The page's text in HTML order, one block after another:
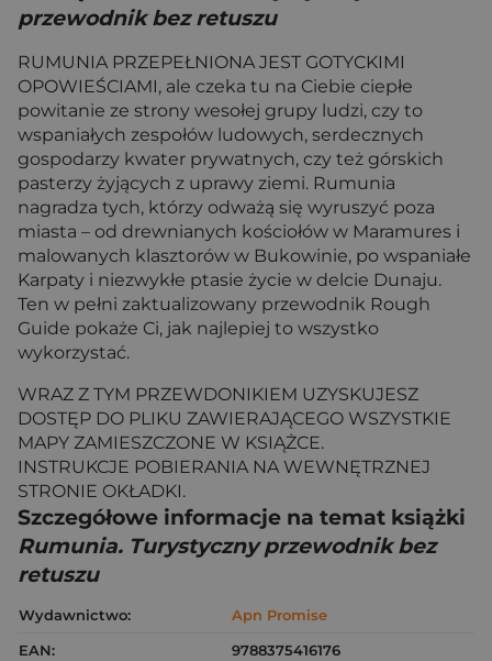
przewodnik bez retuszu
RUMUNIA PRZEPEŁNIONA JEST GOTYCKIMI
OPOWIEŚCIAMI, ale czeka tu na Ciebie ciepłe
powitanie ze strony wesołej grupy ludzi, czy to
wspaniałych zespołów ludowych, serdecznych
gospodarzy kwater prywatnych, czy też górskich
pasterzy żyjących z uprawy ziemi. Rumunia
nagradza tych, którzy odważą się wyruszyć poza
miasta – od drewnianych kościołów w Maramures i
malowanych klasztorów w Bukowinie, po wspaniałe
Karpaty i niezwykłe ptasie życie w delcie Dunaju.
Ten w pełni zaktualizowany przewodnik Rough
Guide pokaże Ci, jak najlepiej to wszystko
wykorzystać.
WRAZ Z TYM PRZEWDONIKIEM UZYSKUJESZ
DOSTĘP DO PLIKU ZAWIERAJĄCEGO WSZYSTKIE
MAPY ZAMIESZCZONE W KSIĄŻCE.
INSTRUKCJE POBIERANIA NA WEWNĘTRZNEJ
STRONIE OKŁADKI.
Szczegółowe informacje na temat książki
Rumunia. Turystyczny przewodnik bez
retuszu
Wydawnictwo:
Apn Promise
EAN:
9788375416176